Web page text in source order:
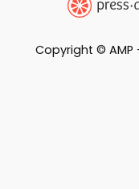
Copyright © AMP